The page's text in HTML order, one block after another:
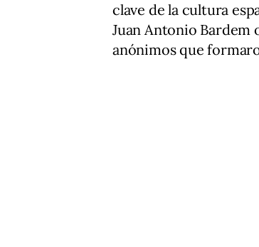
clave de la cultura
Juan Antonio Bardem
anónimos que